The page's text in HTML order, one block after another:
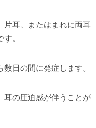
片耳、またはまれに両耳
。
日の間に発症します。
耳の圧迫感が伴うことが